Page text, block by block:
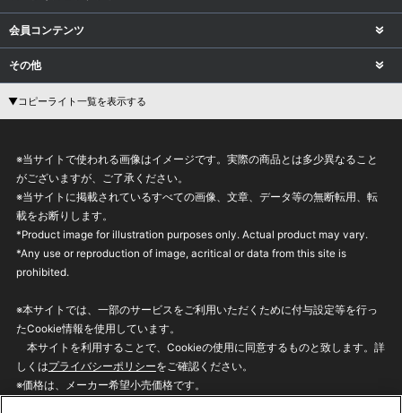
会員コンテンツ
その他
▼コピーライト一覧を表示する
※当サイトで使われる画像はイメージです。実際の商品とは多少異なること
がございますが、ご了承ください。
※当サイトに掲載されているすべての画像、文章、データ等の無断転用、転
載をお断りします。
*Product image for illustration purposes only. Actual product may vary.
*Any use or reproduction of image, acritical or data from this site is
prohibited.
※本サイトでは、一部のサービスをご利用いただくために付与設定等を行っ
たCookie情報を使用しています。
本サイトを利用することで、Cookieの使用に同意するものと致します。詳
しくはプライバシーポリシーをご確認ください。
※価格は、メーカー希望小売価格です。